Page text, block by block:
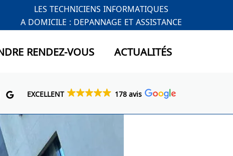
LES TECHNICIENS INFORMATIQUES
A DOMICILE : DEPANNAGE ET ASSISTANCE
RENDEZ-VOUS ACTUALITÉS
EXCELLENT 178 avis